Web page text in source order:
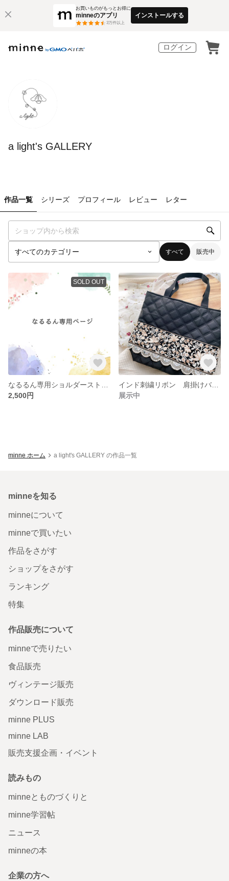
お買いものがもっとお得に
minneのアプリ
3万件以上
インストールする
ログイン
a light's GALLERY
作品一覧 シリーズ プロフィール レビュー レター
すべて 販売中
SOLD OUT
2,500円
インド刺繍リボン 肩掛けバッグ
展示中
minne ホーム a light's GALLERY の作品一覧
minneを知る
minneについて
minneで買いたい
作品をさがす
ショップをさがす
ランキング
特集
作品販売について
minneで売りたい
食品販売
ヴィンテージ販売
ダウンロード販売
minne PLUS
minne LAB
販売支援企画・イベント
読みもの
minneとものづくりと
minne学習帖
ニュース
minneの本
企業の方へ